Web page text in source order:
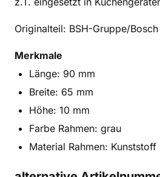
Originalteil: BSH-Gruppe/
Merkmale
Länge: 90 mm
Breite: 65 mm
Höhe: 10 mm
Farbe Rahmen: grau
Material Rahmen: Kunststoff